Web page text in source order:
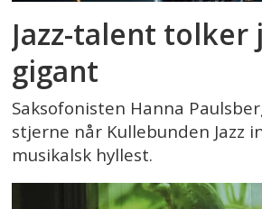
Jazz-talent tolker
gigant
Saksofonisten Hanna
stjerne når Kullebunden Jazz
musikalsk hyllest.